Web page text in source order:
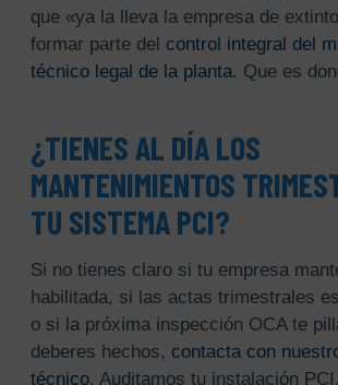
que «ya la lleva la empresa de
formar parte del control integral del
técnico legal de la planta. Que es
¿TIENES AL DÍA LOS
MANTENIMIENTOS
TU SISTEMA PCI?
Si no tienes claro si tu empresa
habilitada, si las actas trimestrales
o si la próxima inspección OCA te
deberes hechos, contacta con
técnico. Auditamos tu instalación